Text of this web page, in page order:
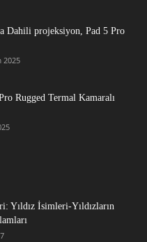
Dahili projeksiyon, Pad 5 Pro
2025
Rugged Termal Kamaralı
Yıldız İsimleri-Yıldızların